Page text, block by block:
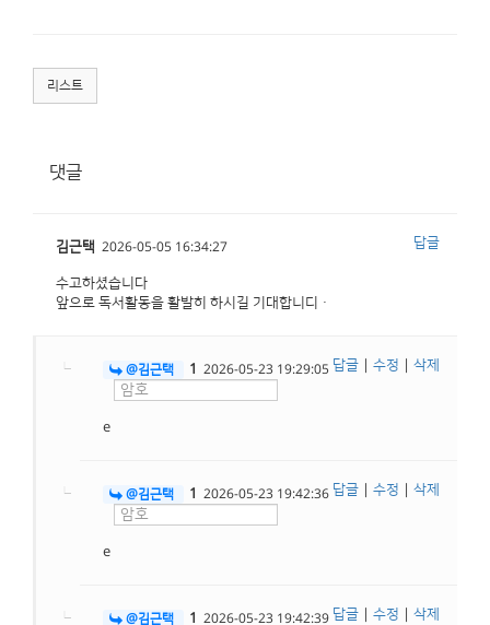
리스트
댓글
김근택 2026-05-05 16:34:27
수고하셨습니다
앞으로 독서활동을 활발히 하시길 기대합니디ㆍ
답글
@김근택 1 2026-05-23 19:29:05
e
답글 수정 삭제
@김근택 1 2026-05-23 19:42:36
e
답글 수정 삭제
@김근택 1 2026-05-23 19:42:39 답글 수정 삭제